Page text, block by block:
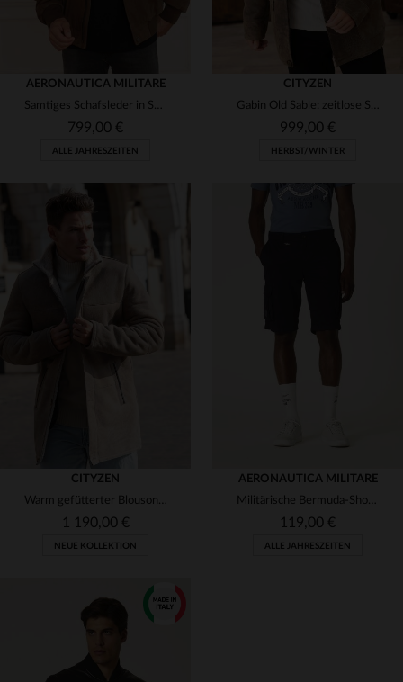
AERONAUTICA MILITARE
Samtiges Schafsleder in Schokolade - der zeitlose Fliegerblouson.
799,00 €
ALLE JAHRESZEITEN
VERFÜGBARE GRÖSSEN
CITYZEN
Gabin Old Sable: zeitlose Schafslederjacke mit Fellfutter von Cityzen.
999,00 €
HERBST/WINTER
CITYZEN
Warm gefütterter Blouson aus Schafsleder im vintage Sandton-Look.
1 190,00 €
NEUE KOLLEKTION
AERONAUTICA MILITARE
Militärische Bermuda-Shorts, marineblau
119,00 €
ALLE JAHRESZEITEN